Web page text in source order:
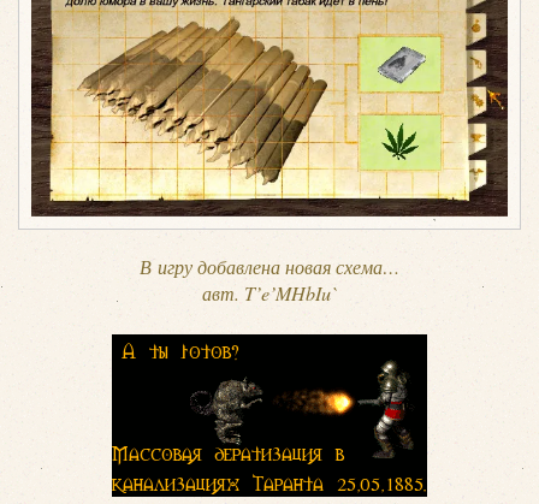
В игру добавлена новая схема…
авт. T’e’MHbIu`